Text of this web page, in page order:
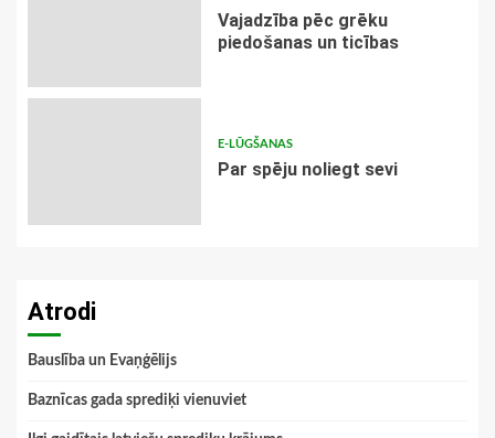
Vajadzība pēc grēku
piedošanas un ticības
E-LŪGŠANAS
Par spēju noliegt sevi
Atrodi
Bauslība un Evaņģēlijs
Baznīcas gada sprediķi vienuviet